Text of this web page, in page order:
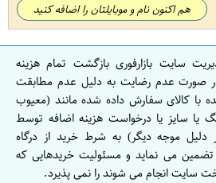
هم اکنون نام و موبایلتان را اضافه کنید
سایت بازارفوری بازگشت تمام هزینه
صورت عدم رضایت به دلیل عدم مطابقت
با کالای سفارش داده شده مانند (معیوب
یا سایز یا درخواست هزینه اضافه توسط
دلیل موجه دیگر) به شرط خرید از درگاه
می نماید و مسئولیت خریدهایی که
سایت انجام می شوند را نمی پذیرد.